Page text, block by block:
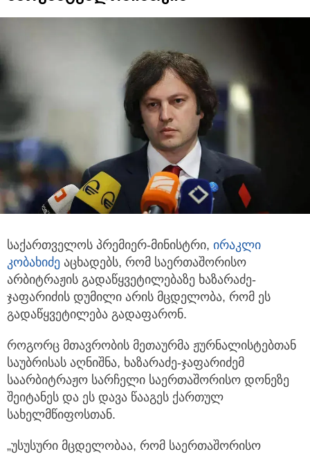
საქართველოს პრემიერ-მინისტრი, ირაკლი
კობახიძე აცხადებს, რომ საერთაშორისო
არბიტრაჟის გადაწყვეტილებაზე ხაზარაძე-
ჯაფარიძის დუმილი არის მცდელობა, რომ ეს
გადაწყვეტილება გადაფარონ.
როგორც მთავრობის მეთაურმა ჟურნალისტებთან
საუბრისას აღნიშნა, ხაზარაძე-ჯაფარიძემ
საარბიტრაჟო სარჩელი საერთაშორისო დონეზე
შეიტანეს და ეს დავა წააგეს ქართულ
სახელმწიფოსთან.
„უსუსური მცდელობაა, რომ საერთაშორისო